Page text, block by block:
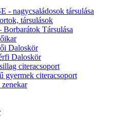
- nagycsaládosok társulása
társulások
Borbarátok Társulása
Daloskör
Daloskör
citeracsoport
gyermek citeracsoport